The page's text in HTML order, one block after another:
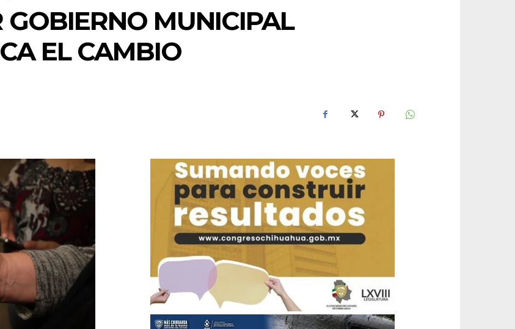
GOBIERNO MUNICIPAL
EL CAMBIO